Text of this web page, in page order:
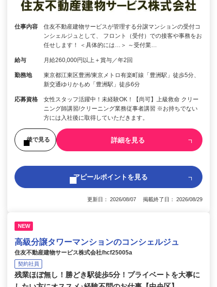
仕事内容
住友不動産建物サービスが管理する分譲マンションの受付コ
ンシェルジュとして、 フロント（受付）での接客や事務をお
任せします！ ＜具体的には…＞ ～受付業…
給与 月給260,000円以上＋賞与／年2回
勤務地
東京都江東区豊洲/東京メトロ有楽町線「豊洲駅」徒歩5分、
新交通ゆりかもめ「豊洲駅」徒歩6分
応募資格
女性スタッフ活躍中！未経験OK！【尚可】上級救命 クリー
ニング師講習/クリーニング業務従事者講習 ※お持ちでない
方には入社後に取得していただきます。
後で見る 詳細を見る
アピールポイントを見る
更新日： 2026/08/07 掲載終了日： 2026/08/29
NEW
高級分譲タワーマンションのコンシェルジュ
住友不動産建物サービス株式会社/hcf25005a
契約社員
残業ほぼ無し！勝どき駅徒歩5分！プライベートを大事に